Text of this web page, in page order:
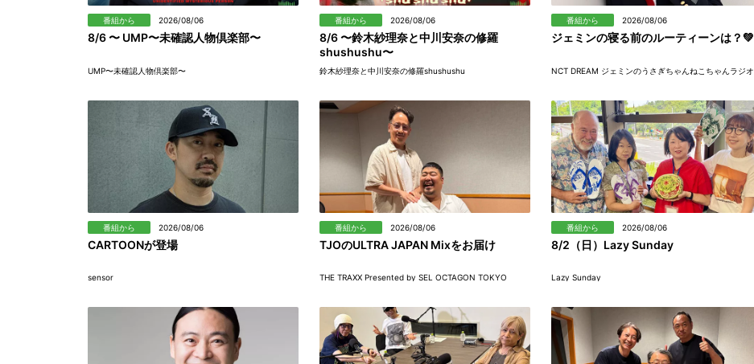
番組から 2026/08/06
8/6 〜 UMP〜未確認人物倶楽部〜
UMP〜未確認人物倶楽部〜
番組から 2026/08/06
8/6 〜鈴木紗理奈と中川安奈の修羅
shushushu〜
鈴木紗理奈と中川安奈の修羅shushushu
番組から 2026/08/06
ジェミンの寝る前のルーティーンは？💚
NCT DREAM ジェミンのうさぎちゃんねこちゃんラジオ
番組から 2026/08/06
CARTOONが登場
sensor
番組から 2026/08/06
TJOのULTRA JAPAN Mixをお届け
THE TRAXX Presented by SEL OCTAGON TOKYO
番組から 2026/08/06
8/2（日）Lazy Sunday
Lazy Sunday